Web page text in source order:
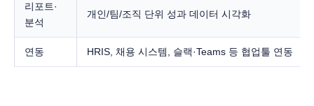
리포트·
분석
개인/팀/조직 단위 성과 데이터 시각화
연동 HRIS, 채용 시스템, 슬랙·Teams 등 협업툴 연동